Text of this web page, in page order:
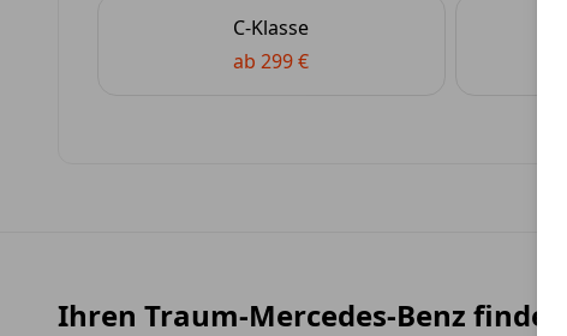
C-Klasse
ab 299 €
Ihren Traum-Mercedes-Benz finden